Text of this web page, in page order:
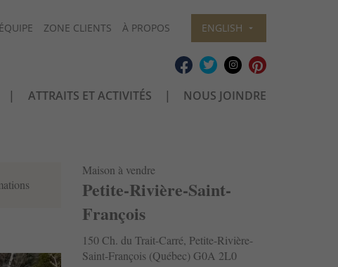
ZONE CLIENTS À PROPOS ENGLISH
ATTRAITS ET ACTIVITÉS
NOUS JOINDRE
Maison à vendre
Petite-Rivière-Saint-
François
150 Ch. du Trait-Carré, Petite-Rivière-
Saint-François (Québec) G0A 2L0